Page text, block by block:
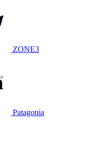
ZONE3
Patagonia